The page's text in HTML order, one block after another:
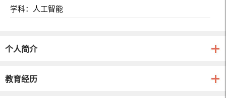
学科：人工智能
个人简介
教育经历